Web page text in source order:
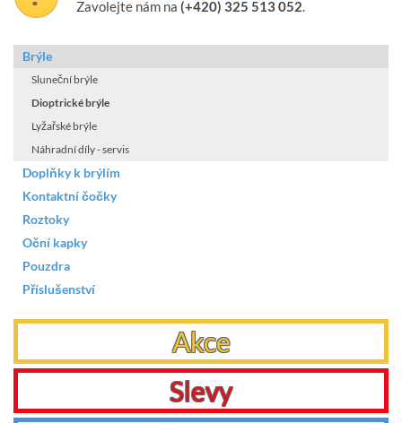
Zavolejte nám na (+420) 325 513 052.
Brýle
Sluneční brýle
Dioptrické brýle
Lyžařské brýle
Náhradní díly - servis
Doplňky k brýlím
Kontaktní čočky
Roztoky
Oční kapky
Pouzdra
Příslušenství
Akce
Slevy